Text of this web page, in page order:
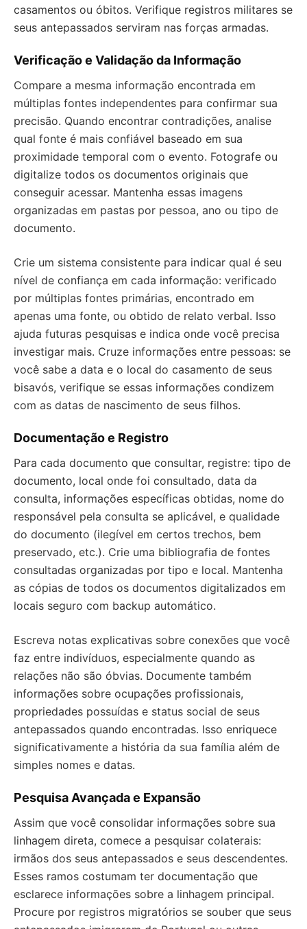
casamentos ou óbitos. Verifique registros militares se
seus antepassados serviram nas forças armadas.
Verificação e Validação da Informação
Compare a mesma informação encontrada em
múltiplas fontes independentes para confirmar sua
precisão. Quando encontrar contradições, analise
qual fonte é mais confiável baseado em sua
proximidade temporal com o evento. Fotografe ou
digitalize todos os documentos originais que
conseguir acessar. Mantenha essas imagens
organizadas em pastas por pessoa, ano ou tipo de
documento.
Crie um sistema consistente para indicar qual é seu
nível de confiança em cada informação: verificado
por múltiplas fontes primárias, encontrado em
apenas uma fonte, ou obtido de relato verbal. Isso
ajuda futuras pesquisas e indica onde você precisa
investigar mais. Cruze informações entre pessoas: se
você sabe a data e o local do casamento de seus
bisavós, verifique se essas informações condizem
com as datas de nascimento de seus filhos.
Documentação e Registro
Para cada documento que consultar, registre: tipo de
documento, local onde foi consultado, data da
consulta, informações específicas obtidas, nome do
responsável pela consulta se aplicável, e qualidade
do documento (ilegível em certos trechos, bem
preservado, etc.). Crie uma bibliografia de fontes
consultadas organizadas por tipo e local. Mantenha
as cópias de todos os documentos digitalizados em
locais seguro com backup automático.
Escreva notas explicativas sobre conexões que você
faz entre indivíduos, especialmente quando as
relações não são óbvias. Documente também
informações sobre ocupações profissionais,
propriedades possuídas e status social de seus
antepassados quando encontradas. Isso enriquece
significativamente a história da sua família além de
simples nomes e datas.
Pesquisa Avançada e Expansão
Assim que você consolidar informações sobre sua
linhagem direta, comece a pesquisar colaterais:
irmãos dos seus antepassados e seus descendentes.
Esses ramos costumam ter documentação que
esclarece informações sobre a linhagem principal.
Procure por registros migratórios se souber que seus